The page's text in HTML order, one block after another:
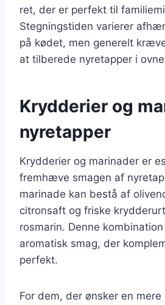
ret, der er perfekt til
Stegningstiden varierer
på kødet, men generelt
at tilberede nyretapper i
Krydderier og
nyretapper
Krydderier og marinader er
fremhæve smagen af
marinade kan bestå af
citronsaft og friske
rosmarin. Denne
aromatisk smag, der
perfekt.
For dem, der ønsker en